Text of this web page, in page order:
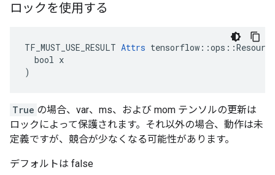
ロックを使用する
TF_MUST_USE_RESULT Attrs
  bool x
)
True の場合、var、ms、および mom テンソルの更新は
ロックによって保護されます。それ以外の場合、動作は未
定義ですが、競合が少なくなる可能性があります。
デフォルトは false